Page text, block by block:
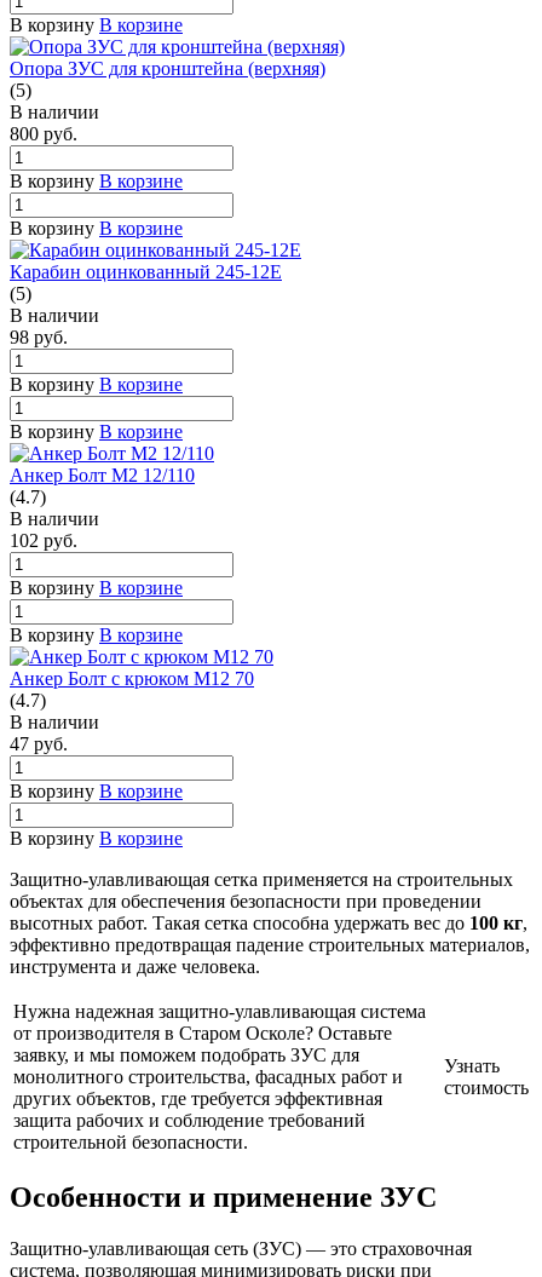
В корзину В корзине
Опора ЗУС для кронштейна (верхняя)
(5)
В наличии
800 руб.
В корзину В корзине
В корзину В корзине
Карабин оцинкованный 245-12E
(5)
В наличии
98 руб.
В корзину В корзине
В корзину В корзине
Анкер Болт М2 12/110
(4.7)
В наличии
102 руб.
В корзину В корзине
В корзину В корзине
Анкер Болт с крюком М12 70
(4.7)
В наличии
47 руб.
В корзину В корзине
В корзину В корзине
Защитно-улавливающая сетка применяется на строительных
объектах для обеспечения безопасности при проведении
высотных работ. Такая сетка способна удержать вес до 100 кг,
эффективно предотвращая падение строительных материалов,
инструмента и даже человека.
Нужна надежная защитно-улавливающая система
от производителя в Старом Осколе? Оставьте
заявку, и мы поможем подобрать ЗУС для
монолитного строительства, фасадных работ и
других объектов, где требуется эффективная
защита рабочих и соблюдение требований
строительной безопасности.
Узнать
стоимость
Особенности и применение ЗУС
Защитно-улавливающая сеть (ЗУС) — это страховочная
система, позволяющая минимизировать риски при